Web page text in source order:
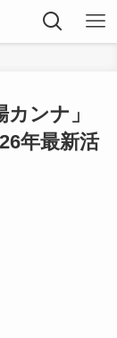
ンナ」
年最新活